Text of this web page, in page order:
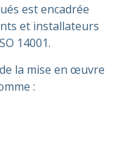
est encadrée
et installateurs
14001.
la mise en œuvre
: